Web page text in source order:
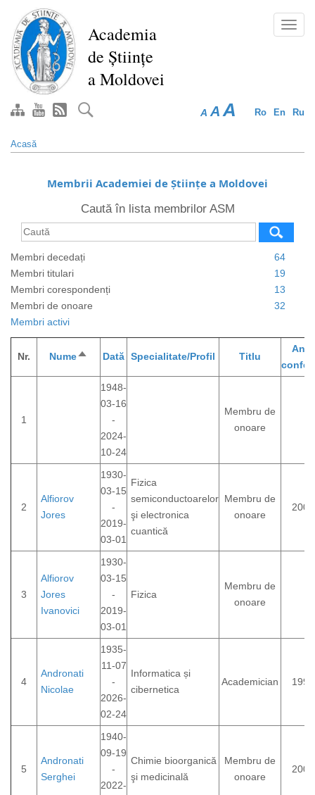
conţinutul
principal
Academia
de Științe
a Moldovei
Ro En Ru
A A A
Acasă
Membrii Academiei de Științe a Moldovei
Caută în lista membrilor ASM
Membri decedați
64
Membri titulari
19
Membri corespondenți
13
Membri de onoare
32
Membri activi
Nr. Nume Sortează
Dată Specialitate/Profil Titlu
Anul
1
1948-
03-16
-
2024-
10-24
Membru de
onoare
2
Alfiorov
Jores
1930-
03-15
-
2019-
03-01
Fizica
semiconductoarelor
şi electronica
cuantică
Membru de
onoare
2000
3
Alfiorov
Jores
Ivanovici
1930-
03-15
-
2019-
03-01
Fizica
Membru de
onoare
4
Andronati
Nicolae
1935-
11-07
-
2026-
02-24
Informatica și
cibernetica
Academician 1993
5
Andronati
Serghei
1940-
09-19
-
2022-
Chimie bioorganică
şi medicinală
Membru de
onoare
2000